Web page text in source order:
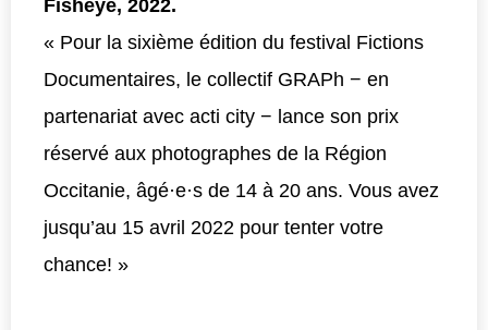
Fisheye, 2022.
« Pour la sixième édition du festival Fictions
Documentaires, le collectif GRAPh − en
partenariat avec acti city − lance son prix
réservé aux photographes de la Région
Occitanie, âgé·e·s de 14 à 20 ans. Vous avez
jusqu’au 15 avril 2022 pour tenter votre
chance! »